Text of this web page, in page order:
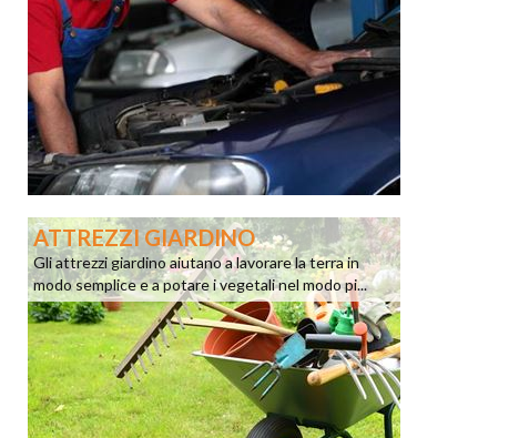
ATTREZZI GIARDINO
Gli attrezzi giardino aiutano a lavorare la terra in
modo semplice e a potare i vegetali nel modo pi...